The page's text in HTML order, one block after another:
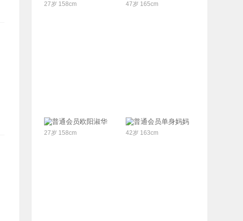
27岁 158cm 47岁 165cm
联系Ta欧阳淑华
27岁 158cm
联系Ta单身妈妈
42岁 163cm